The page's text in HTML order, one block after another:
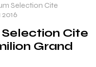
Selection Cite
Cite
Grand